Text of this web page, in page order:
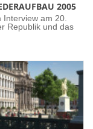
2005
Interview am 20.
Republik und das